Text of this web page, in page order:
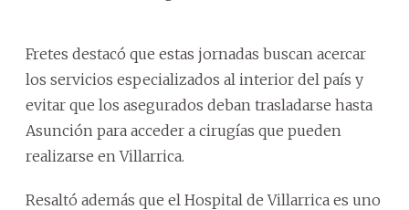
Fretes destacó que estas jornadas buscan acercar
los servicios especializados al interior del país y
evitar que los asegurados deban trasladarse hasta
Asunción para acceder a cirugías que pueden
realizarse en Villarrica.
Resaltó además que el Hospital de Villarrica es uno